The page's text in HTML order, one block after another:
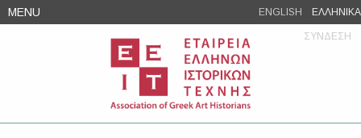
Skip
to
MENU ENGLISH ΕΛΛΗΝΙΚΑ
ΣΥΝΔΕΣΗ